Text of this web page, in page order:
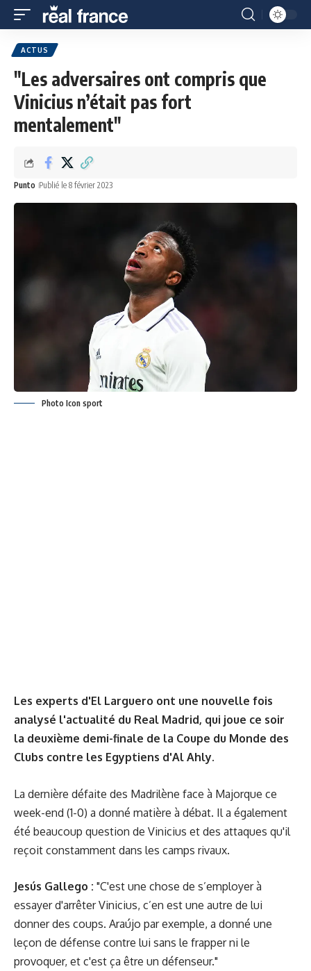
ACTUS
"Les adversaires ont compris que
Vinicius n’était pas fort
mentalement"
Punto Publié le 8 février 2023
Photo Icon sport
Les experts d'El Larguero ont une nouvelle fois
analysé l'actualité du Real Madrid, qui joue ce soir
la deuxième demi-finale de la Coupe du Monde des
Clubs contre les Egyptiens d'Al Ahly.
La dernière défaite des Madrilène face à Majorque ce
week-end (1-0) a donné matière à débat. Il a également
été beaucoup question de Vinicius et des attaques qu'il
reçoit constamment dans les camps rivaux.
Jesús Gallego : "C'est une chose de s’employer à
essayer d'arrêter Vinicius, c’en est une autre de lui
donner des coups. Araújo par exemple, a donné une
leçon de défense contre lui sans le frapper ni le
provoquer, et c'est ça être un défenseur."